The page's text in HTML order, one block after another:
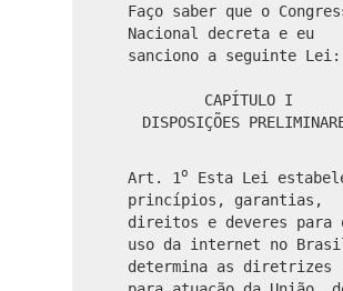
Faço saber que o
Nacional decreta e eu
sanciono a seguinte Lei:
CAPÍTULO I
DISPOSIÇÕES
Art. 1o
Esta Lei
princípios, garantias,
direitos e deveres para
uso da internet no
determina as diretrizes